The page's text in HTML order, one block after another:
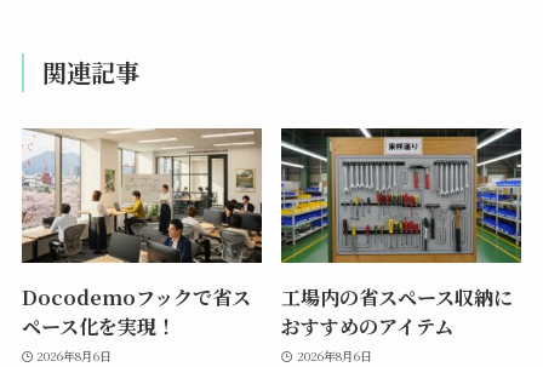
関連記事
Docodemoフックで省ス
ペース化を実現！
2026年8月6日
工場内の省スペース収納に
おすすめのアイテム
2026年8月6日